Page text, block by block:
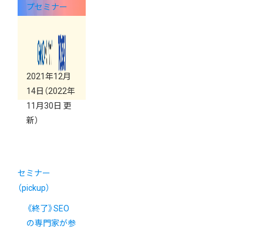
プセミナー
2021年12月
14日 （2022年
11月30日 更
新）
セミナー
（pickup）
《終了》SEO
の専門家が参